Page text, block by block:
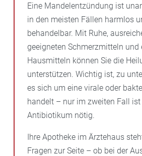
Eine Mandelentzündung ist
in den meisten Fällen harmlos
behandelbar. Mit Ruhe,
geeigneten Schmerzmitteln und
Hausmitteln können Sie die
unterstützen. Wichtig ist, zu
es sich um eine virale oder
handelt – nur im zweiten Fall ist
Antibiotikum nötig.
Ihre Apotheke im Ärztehaus
Fragen zur Seite – ob bei der